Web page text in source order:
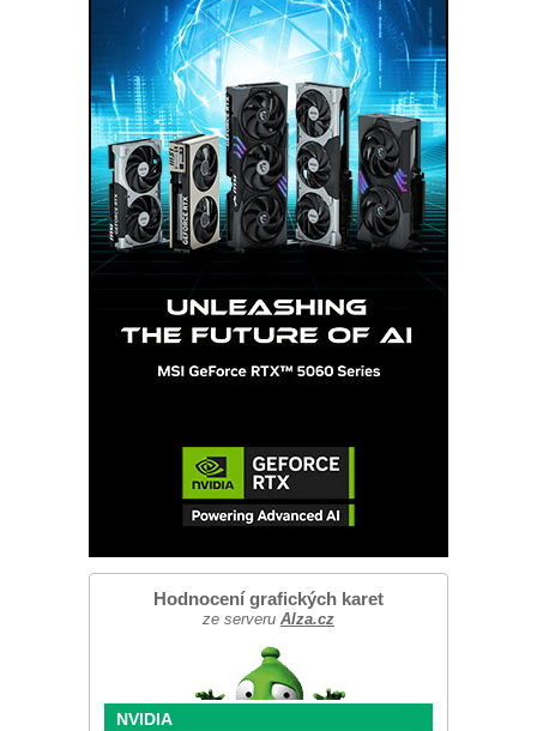
Hodnocení grafických karet
ze serveru Alza.cz
NVIDIA